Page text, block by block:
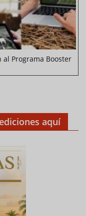
Programa Booster
aquí